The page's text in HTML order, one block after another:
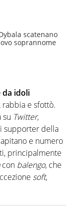
scatenano
soprannome
da idoli
, rabbia e sfottò.
su Twitter,
supporter della
e numero
principalmente
con balengo, che
soft,